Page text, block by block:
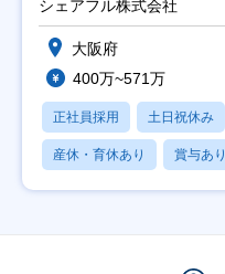
シェアフル株式会社
大阪府
400万~571万
正社員採用 土日祝休み
産休・育休あり 賞与あり